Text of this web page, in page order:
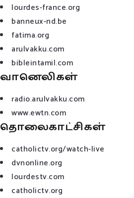
lourdes-france.org
banneux-nd.be
fatima.org
arulvakku.com
bibleintamil.com
வானெலிகள்
radio.arulvakku.com
www.ewtn.com
தொலைகாட்சிகள்
catholictv.org/watch-live
dvnonline.org
lourdestv.com
catholictv.org